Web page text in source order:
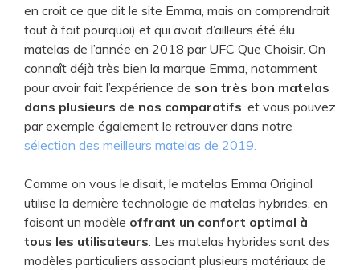
en croit ce que dit le site Emma, mais on comprendrait
tout à fait pourquoi) et qui avait d’ailleurs été élu
matelas de l’année en 2018 par UFC Que Choisir. On
connaît déjà très bien la marque Emma, notamment
pour avoir fait l’expérience de son très bon matelas
dans plusieurs de nos comparatifs , et vous pouvez
par exemple également le retrouver dans notre
sélection des meilleurs matelas de 2019.
Comme on vous le disait, le matelas Emma Original
utilise la dernière technologie de matelas hybrides, en
faisant un modèle offrant un confort optimal à
tous les utilisateurs . Les matelas hybrides sont des
modèles particuliers associant plusieurs matériaux de